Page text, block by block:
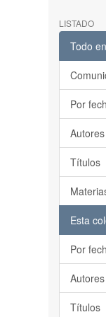
LISTADO
Todo
Por
Autores
Títulos
Esta
Por
Autores
Títulos